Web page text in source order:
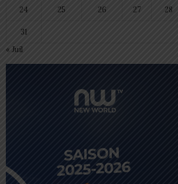
24 25 26 27 28
31
« Juil